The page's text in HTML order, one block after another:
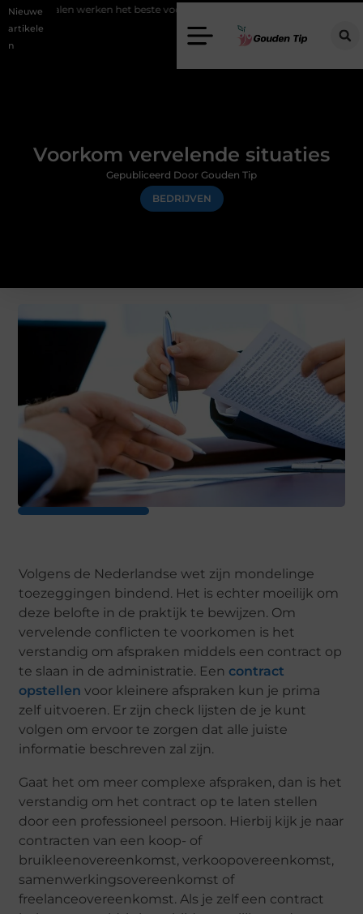
Nieuwe
artikele
n
het beste voor vastgoedmarketing?
Voorkom vervelende situaties
BEDRIJVEN
Gepubliceerd Door Gouden Tip
Volgens de Nederlandse wet zijn mondelinge
toezeggingen bindend. Het is echter moeilijk om
deze belofte in de praktijk te bewijzen. Om
vervelende conflicten te voorkomen is het
verstandig om afspraken middels een contract op
te slaan in de administratie. Eencontract
opstellen voor kleinere afspraken kun je prima
zelf uitvoeren. Er zijn check lijsten de je kunt
volgen om ervoor te zorgen dat alle juiste
informatie beschreven zal zijn.
Gaat het om meer complexe afspraken, dan is het
verstandig om het contract op te laten stellen
door een professioneel persoon. Hierbij kijk je naar
contracten van een koop- of
bruikleenovereenkomst, verkoopovereenkomst,
samenwerkingsovereenkomst of
freelanceovereenkomst. Als je zelf een contract